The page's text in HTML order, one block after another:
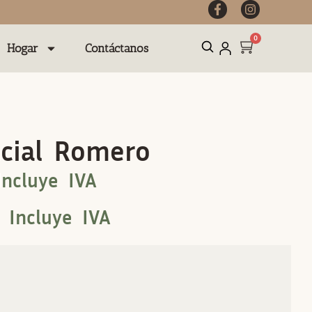
Hogar Contáctanos
0
Romero
IVA
Incluye IVA